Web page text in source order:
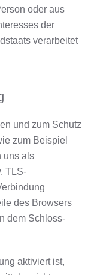
oder aus
der
verarbeitet
und zum Schutz
zum Beispiel
uns als
TLS-
des Browsers
dem Schloss-
aktiviert ist,